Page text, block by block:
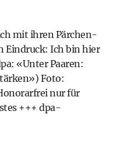
mit ihren Pärchen-
Eindruck: Ich bin hier
«Unter Paaren:
Foto:
nur für
+++ dpa-